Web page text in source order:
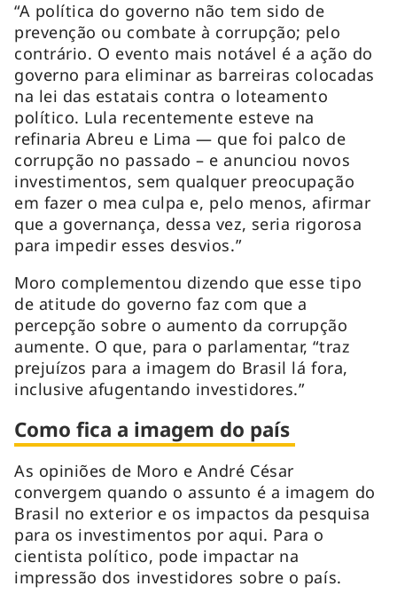
“A política do governo não tem sido de
prevenção ou combate à corrupção; pelo
contrário. O evento mais notável é a ação do
governo para eliminar as barreiras colocadas
na lei das estatais contra o loteamento
político. Lula recentemente esteve na
refinaria Abreu e Lima — que foi palco de
corrupção no passado – e anunciou novos
investimentos, sem qualquer preocupação
em fazer o mea culpa e, pelo menos, afirmar
que a governança, dessa vez, seria rigorosa
para impedir esses desvios.”
Moro complementou dizendo que esse tipo
de atitude do governo faz com que a
percepção sobre o aumento da corrupção
aumente. O que, para o parlamentar, “traz
prejuízos para a imagem do Brasil lá fora,
inclusive afugentando investidores.”
Como fica a imagem do país
As opiniões de Moro e André César
convergem quando o assunto é a imagem do
Brasil no exterior e os impactos da pesquisa
para os investimentos por aqui. Para o
cientista político, pode impactar na
impressão dos investidores sobre o país.